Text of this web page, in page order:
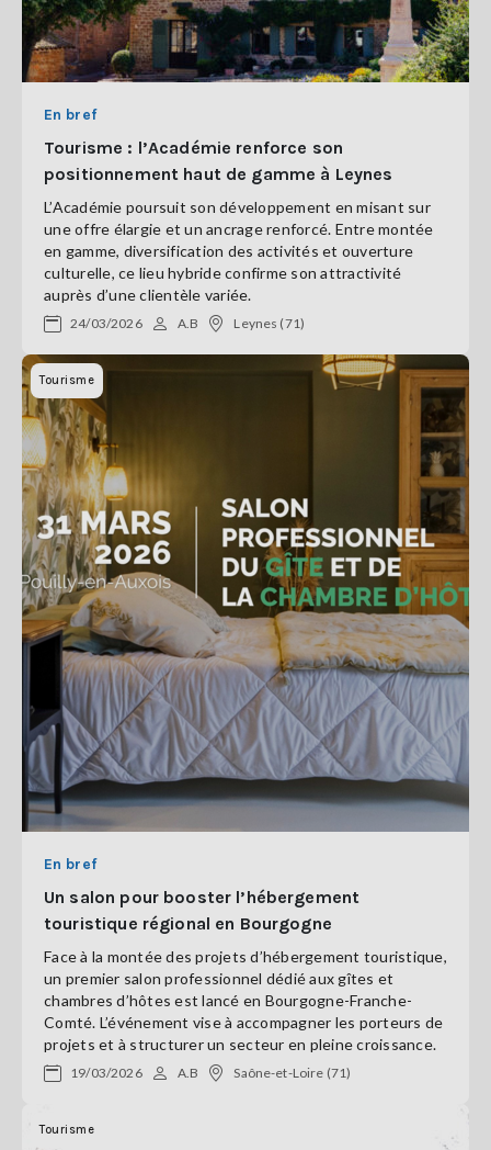
En bref
Tourisme : l’Académie renforce son
positionnement haut de gamme à Leynes
L’Académie poursuit son développement en misant sur
une offre élargie et un ancrage renforcé. Entre montée
en gamme, diversification des activités et ouverture
culturelle, ce lieu hybride confirme son attractivité
auprès d’une clientèle variée.
24/03/2026 A.B Leynes (71)
Tourisme
En bref
Un salon pour booster l’hébergement
touristique régional en Bourgogne
Face à la montée des projets d’hébergement touristique,
un premier salon professionnel dédié aux gîtes et
chambres d’hôtes est lancé en Bourgogne-Franche-
Comté. L’événement vise à accompagner les porteurs de
projets et à structurer un secteur en pleine croissance.
19/03/2026 A.B Saône-et-Loire (71)
Tourisme